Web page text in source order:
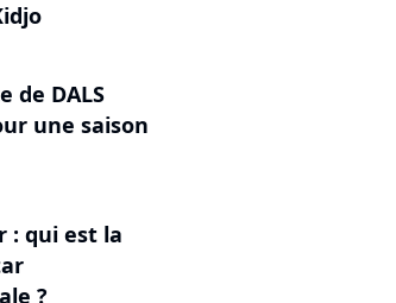
de DALS
une saison
: qui est la
?